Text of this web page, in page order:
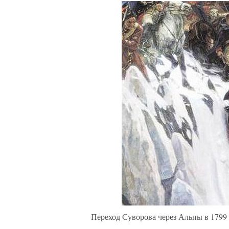
Переход Суворова через Альпы в 1799